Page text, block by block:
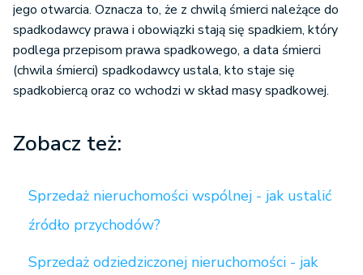
jego otwarcia. Oznacza to, że z chwilą śmierci należące do
spadkodawcy prawa i obowiązki stają się spadkiem, który
podlega przepisom prawa spadkowego, a data śmierci
(chwila śmierci) spadkodawcy ustala, kto staje się
spadkobiercą oraz co wchodzi w skład masy spadkowej.
Zobacz też:
Sprzedaż nieruchomości wspólnej - jak ustalić
źródło przychodów?
Sprzedaż odziedziczonej nieruchomości - jak